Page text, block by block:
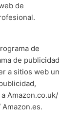
de
de
de publicidad
a sitios web un
Amazon.co.uk/